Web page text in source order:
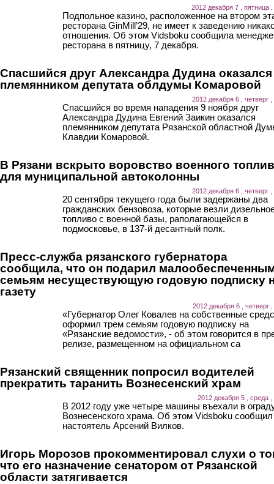
2012 декабря 7 , пятница ,
Подпольное казино, расположенное на втором
ресторана GinMill’29, не имеет к заведению
отношения. Об этом Vidsboku сообщила
ресторана в пятницу, 7 декабря.
Спасшийся друг Александра Дудина оказался
племянником депутата облдумы Комаровой
2012 декабря 6 , четверг ,
Спасшийся во время нападения 9 ноября друг
Александра Дудина Евгений Заикин оказался
племянником депутата Рязанской областной
Клавдии Комаровой.
В Рязани вскрыто воровство военного
для муниципальной автоколонны
2012 декабря 6 , четверг ,
20 сентября текущего года были задержаны два
гражданских бензовоза, которые везли
топливо с военной базы, раполагающейся в
подмосковье, в 137-й десантный полк.
Пресс-служба рязанского губернатора
сообщила, что он подарил
семьям несуществующую годовую подписку
газету
2012 декабря 6 , четверг
«Губернатор Олег Ковалев на собственные
оформил трем семьям годовую подписку на
«Рязанские ведомости», - об этом говорится в
релизе, размещенном на официальном са
Рязанский священник попросил водителей
прекратить таранить Вознесенский храм
2012 декабря 5 , среда ,
В 2012 году уже четыре машины въехали в
Вознесенского храма. Об этом Vidsboku сообщил
настоятель Арсений Вилков.
Игорь Морозов прокомментировал слухи о
что его назначение сенатором от Рязанской
области затягивается